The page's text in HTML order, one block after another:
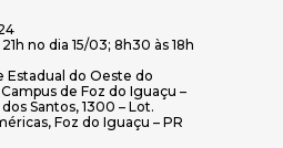
21h no dia 15/03; 8h30 às 18h
Estadual do Oeste do
de Foz do Iguaçu –
Santos, 1300 – Lot.
Foz do Iguaçu – PR